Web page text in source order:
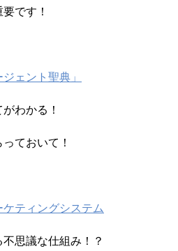
です！
ェント聖典」
わかる！
ておいて！
ティングシステム
思議な仕組み！？